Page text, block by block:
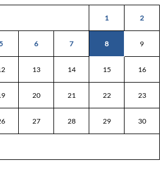
1 2
6 7 8 9
13 14 15 16
20 21 22 23
27 28 29 30